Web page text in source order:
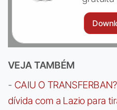
VEJA TAMBÉM
- CAIU O
dívida com a Lazio para